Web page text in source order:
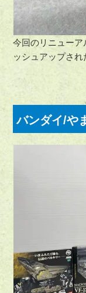
今回のリニューア
ッシュアップされ
バンダイ/や